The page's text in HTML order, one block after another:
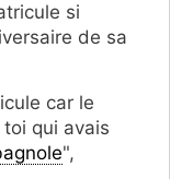
si
de sa
car le
qui avais
",